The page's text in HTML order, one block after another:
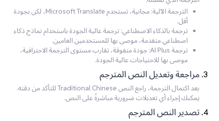
الترجمة الآلية: مجانية، تستخدم Microsoft Translate، لكن بجودة
أقل.
ترجمة بالذكاء الاصطناعي: ترجمة عالية الجودة باستخدام نماذج ذكاء
اصطناعي متقدمة، موصى بها للمستخدمين العامين.
ترجمة AI Plus: جودة متفوقة، تقارب مستوى الترجمة الاحترافية،
موصى بها للاحتياجات عالية الجودة.
مراجعة وتعديل النص المترجم
بعد اكتمال الترجمة، راجع النص Traditional Chinese للتأكد من دقته.
يمكنك إجراء أي تعديلات ضرورية مباشرةً على النص.
تصدير النص المترجم